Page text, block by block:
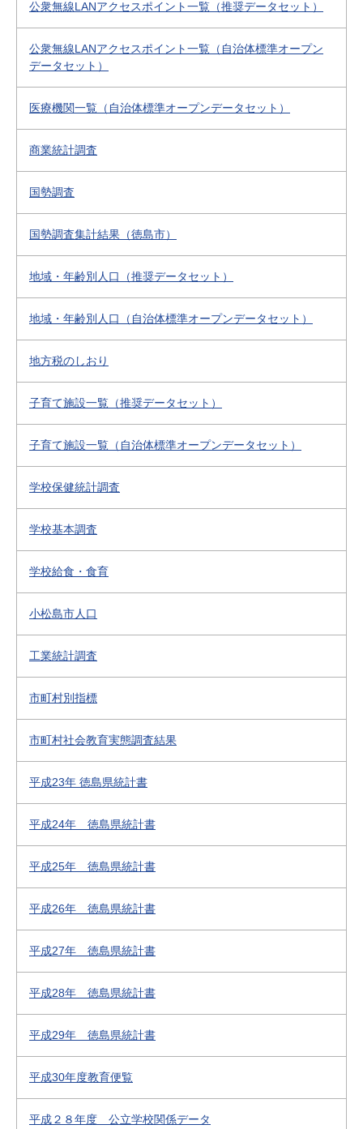
公衆無線LANアクセスポイント一覧（推奨データセット）
公衆無線LANアクセスポイント一覧（自治体標準オープン
データセット）
医療機関一覧（自治体標準オープンデータセット）
商業統計調査
国勢調査
国勢調査集計結果（徳島市）
地域・年齢別人口（推奨データセット）
地域・年齢別人口（自治体標準オープンデータセット）
地方税のしおり
子育て施設一覧（推奨データセット）
子育て施設一覧（自治体標準オープンデータセット）
学校保健統計調査
学校基本調査
学校給食・食育
小松島市人口
工業統計調査
市町村別指標
市町村社会教育実態調査結果
平成23年 徳島県統計書
平成24年 徳島県統計書
平成25年 徳島県統計書
平成26年 徳島県統計書
平成27年 徳島県統計書
平成28年 徳島県統計書
平成29年 徳島県統計書
平成30年度教育便覧
平成２８年度 公立学校関係データ